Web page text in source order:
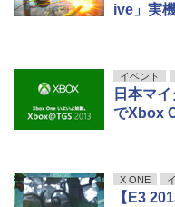
ive」実
イベント
日本マ
でXbox
X ONE
【E3